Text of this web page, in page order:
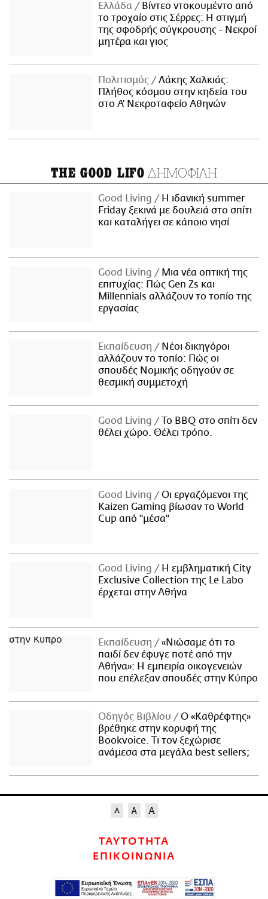
Ελλάδα
Βίντεο ντοκουμέντο από
το τροχαίο στις Σέρρες: Η στιγμή
της σφοδρής σύγκρουσης - Νεκροί
μητέρα και γιος
Πολιτισμός
Λάκης Χαλκιάς:
Πλήθος κόσμου στην κηδεία του
στο Α' Νεκροταφείο Αθηνών
THE GOOD LIFO ΔΗΜΟΦΙΛΗ
Good Living
Η ιδανική summer
Friday ξεκινά με δουλειά στο σπίτι
και καταλήγει σε κάποιο νησί
Good Living
Μια νέα οπτική της
επιτυχίας: Πώς Gen Zs και
Millennials αλλάζουν το τοπίο της
εργασίας
Εκπαίδευση
Νέοι δικηγόροι
αλλάζουν το τοπίο: Πώς οι
σπουδές Νομικής οδηγούν σε
θεσμική συμμετοχή
Good Living
Το BBQ στο σπίτι δεν
θέλει χώρο. Θέλει τρόπο.
Good Living
Οι εργαζόμενοι της
Kaizen Gaming βίωσαν το World
Cup από "μέσα"
Good Living
Η εμβληματική City
Exclusive Collection της Le Labo
έρχεται στην Αθήνα
Εκπαίδευση
«Νιώσαμε ότι το
παιδί δεν έφυγε ποτέ από την
Αθήνα»: Η εμπειρία οικογενειών
που επέλεξαν σπουδές στην Κύπρο
Οδηγός Βιβλίου
Ο «Καθρέφτης»
βρέθηκε στην κορυφή της
Bookvoice. Τι τον ξεχώρισε
ανάμεσα στα μεγάλα best sellers;
ΤΑΥΤΟΤΗΤΑ
ΕΠΙΚΟΙΝΩΝΙΑ